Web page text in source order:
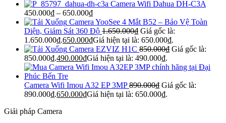
Camera Wifi Dahua DH-C3A
450.000₫ – 650.000₫
Camera YooSee 4 Mắt B52 – Bảo Vệ Toàn
Diện, Giám Sát 360 Độ 1.650.000₫ Giá gốc là:
1.650.000₫.650.000₫Giá hiện tại là: 650.000₫.
Camera EZVIZ H1C 850.000₫ Giá gốc là:
850.000₫.490.000₫Giá hiện tại là: 490.000₫.
Camera Wifi Imou A32 EP 3MP 890.000₫ Giá gốc là:
890.000₫.650.000₫Giá hiện tại là: 650.000₫.
Giải pháp Camera